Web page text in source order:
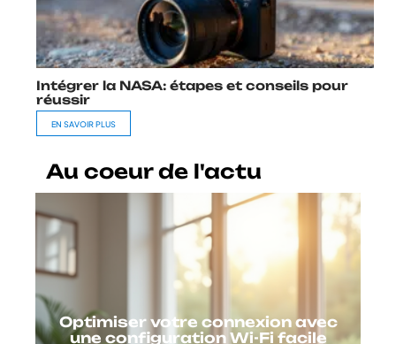
Intégrer la NASA: étapes et conseils pour
réussir
EN SAVOIR PLUS
Au coeur de l'actu
Optimiser votre connexion avec
une configuration Wi-Fi facile